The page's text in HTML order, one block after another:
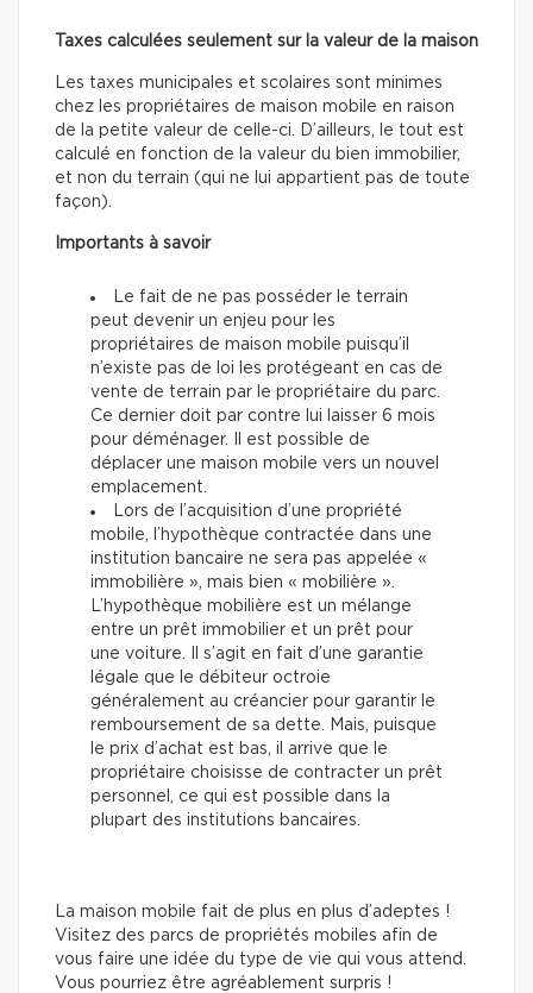
Taxes calculées seulement sur la valeur de la maison
Les taxes municipales et scolaires sont minimes
chez les propriétaires de maison mobile en raison
de la petite valeur de celle-ci. D’ailleurs, le tout est
calculé en fonction de la valeur du bien immobilier,
et non du terrain (qui ne lui appartient pas de toute
façon).
Importants à savoir
Le fait de ne pas posséder le terrain
peut devenir un enjeu pour les
propriétaires de maison mobile puisqu’il
n’existe pas de loi les protégeant en cas de
vente de terrain par le propriétaire du parc.
Ce dernier doit par contre lui laisser 6 mois
pour déménager. Il est possible de
déplacer une maison mobile vers un nouvel
emplacement.
Lors de l’acquisition d’une propriété
mobile, l’hypothèque contractée dans une
institution bancaire ne sera pas appelée «
immobilière », mais bien « mobilière ».
L’hypothèque mobilière est un mélange
entre un prêt immobilier et un prêt pour
une voiture. Il s’agit en fait d’une garantie
légale que le débiteur octroie
généralement au créancier pour garantir le
remboursement de sa dette. Mais, puisque
le prix d’achat est bas, il arrive que le
propriétaire choisisse de contracter un prêt
personnel, ce qui est possible dans la
plupart des institutions bancaires.
La maison mobile fait de plus en plus d’adeptes !
Visitez des parcs de propriétés mobiles afin de
vous faire une idée du type de vie qui vous attend.
Vous pourriez être agréablement surpris !